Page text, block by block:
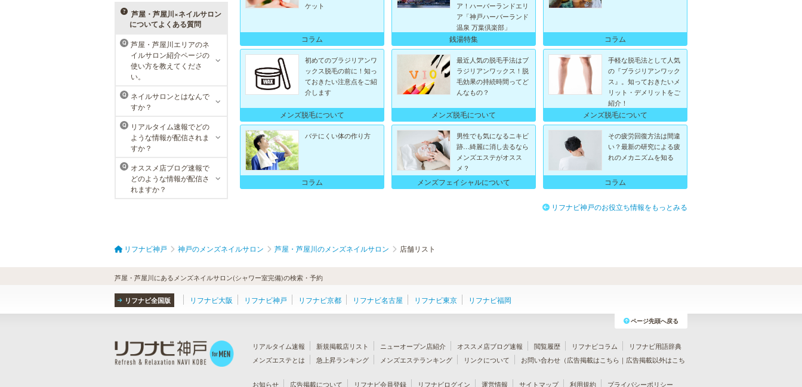
用意し、お待ちしております。
メンズリゼクリニック 神戸三
宮院
メンズリゼクリニックの永久脱毛が
全国で受けられます。多くの男性患
者様にご支持頂き、新宿1院から始
まったメンズリゼクリニックが、現
在では提携院含め全国10院を展開す
るクリニックになりました。
芦屋・芦屋川×ネイルサロン
についてよくある質問
Q
芦屋・芦屋川エリアのネ
イルサロン紹介ページの
使い方を教えてくださ
い。
Q
ネイルサロンとはなんで
すか？
Q
リアルタイム速報でどの
ような情報が配信されま
すか？
Q
オススメ店ブログ速報で
どのような情報が配信さ
れますか？
ケット
コラム
ア！ハーバーランドエリ
ア「神戸ハーバーランド
温泉 万葉倶楽部」
銭湯特集 コラム
初めてのブラジリアンワ
ックス脱毛の前に！知っ
ておきたい注意点をご紹
介します
メンズ脱毛について
最近人気の脱毛手法はブ
ラジリアンワックス！脱
毛効果の持続時間ってど
んなもの？
メンズ脱毛について
手軽な脱毛法として人気
の『ブラジリアンワック
ス』。知っておきたいメ
リット・デメリットをご
紹介！
メンズ脱毛について
バテにくい体の作り方
コラム
男性でも気になるニキビ
跡…綺麗に消し去るなら
メンズエステがオスス
メ？
メンズフェイシャルについて
その疲労回復方法は間違
い？最新の研究による疲
れのメカニズムを知る
コラム
リフナビ神戸のお役立ち情報をもっとみる
リフナビ神戸 神戸のメンズネイルサロン 芦屋・芦屋川のメンズネイルサロン 店舗リスト
芦屋・芦屋川にあるメンズネイルサロン(シャワー室完備)の検索・予約
リフナビ全国版 リフナビ大阪 リフナビ神戸 リフナビ京都 リフナビ名古屋 リフナビ東京 リフナビ福岡
ページ先頭へ戻る
リアルタイム速報 新規掲載店リスト ニューオープン店紹介 オススメ店ブログ速報 閲覧履歴 リフナビコラム
リフナビ用語辞典
メンズエステとは
急上昇ランキング メンズエステランキング リンクについて お問い合わせ（広告掲載はこちら ｜ 広告掲載以外はこち
お知らせ
広告掲載について リフナビ会員登録 リフナビログイン 運営情報 サイトマップ 利用規約 プライバシーポリシー